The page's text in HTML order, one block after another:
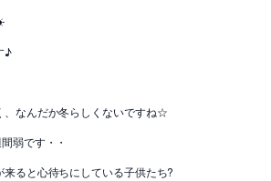
♪
、なんだか冬らしくないですね☆
弱です・・
来ると心待ちにしている子供たち?